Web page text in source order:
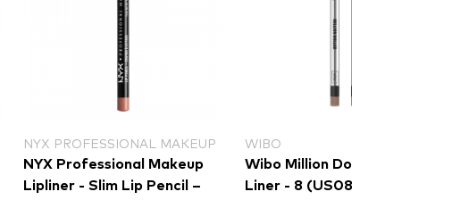
NYX PROFESSIONAL MAKEUP
NYX Professional Makeup
Lipliner - Slim Lip Pencil –
WIBO
Wibo Million Dollar Matte
Liner - 8 (US082N8)